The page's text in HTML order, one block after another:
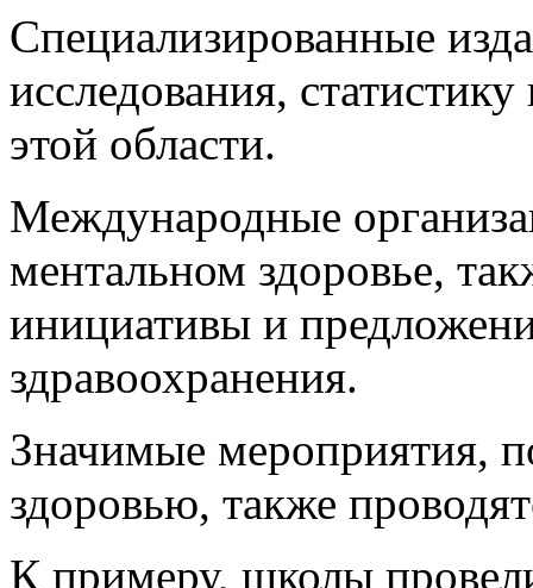
Специализированные
исследования,
этой области.
Международные
ментальном здоровье,
инициативы и
здравоохранения.
Значимые мероприятия,
здоровью, также
К примеру, школы